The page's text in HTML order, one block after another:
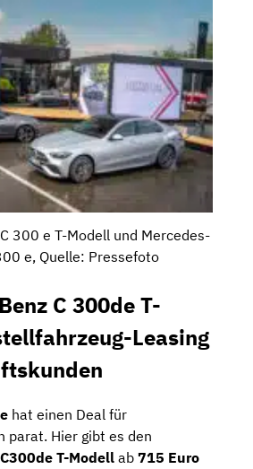
300 e T-Modell und Mercedes-
e, Quelle: Pressefoto
C 300de T-
Leasing
hat einen Deal für
parat. Hier gibt es den
T-Modell ab 715 Euro